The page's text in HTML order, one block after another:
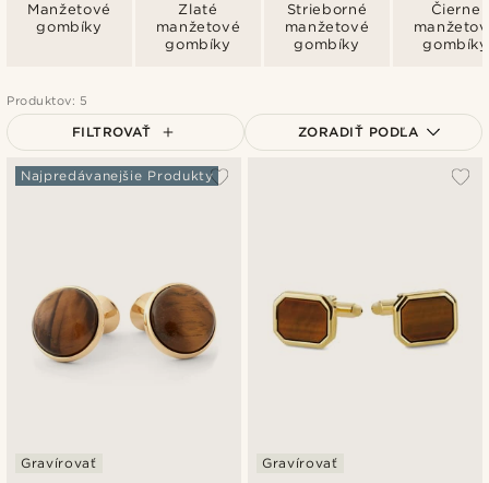
Manžetové
gombíky
Zlaté
manžetové
gombíky
Strieborné
manžetové
gombíky
Čierne
gombíky
Produktov: 5
FILTROVAŤ ZORADIŤ PODĽA
Najpredávanejšie Produkty
Gravírovať Gravírovať